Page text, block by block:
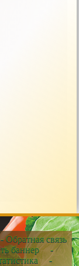
- Обратная связь
баннер
-
-